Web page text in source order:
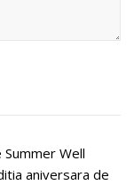
Well
aniversara de